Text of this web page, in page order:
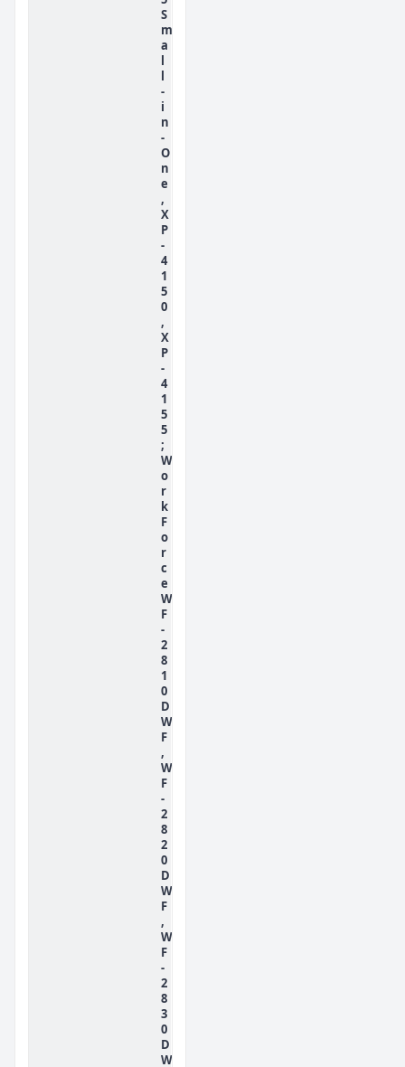
S
m
a
l
l
-
i
n
-
O
n
e
,
X
P
-
4
1
5
0
,
X
P
-
4
1
5
5
;
W
o
r
k
F
o
r
c
e
W
F
-
2
8
1
0
D
W
F
,
W
F
-
2
8
2
0
D
W
F
,
W
F
-
2
8
3
0
D
W